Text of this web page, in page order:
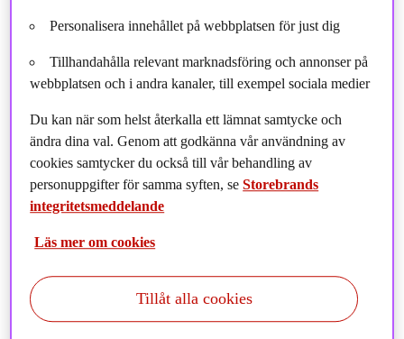
Personalisera innehållet på webbplatsen för just dig
Tillhandahålla relevant marknadsföring och annonser på
webbplatsen och i andra kanaler, till exempel sociala medier
Du kan när som helst återkalla ett lämnat samtycke och
ändra dina val. Genom att godkänna vår användning av
cookies samtycker du också till vår behandling av
personuppgifter för samma syften, seStorebrands
integritetsmeddelande
Läs mer om cookies
Tillåt alla cookies